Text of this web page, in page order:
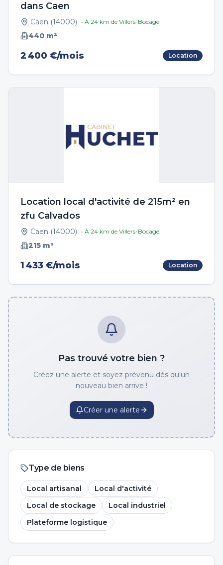
dans Caen
Caen (14000) • À 24 km de Villers-Bocage
440 m²
2 400 €/mois Location
Location local d'activité de 215m² en
zfu Calvados
Caen (14000) • À 24 km de Villers-Bocage
215 m²
1 433 €/mois Location
Pas trouvé votre bien ?
Créez une alerte et soyez prévenu dès qu'un
nouveau bien arrive !
Créer une alerte
Type de biens
Local artisanal
Local d'activité
Local de stockage
Local industriel
Plateforme logistique